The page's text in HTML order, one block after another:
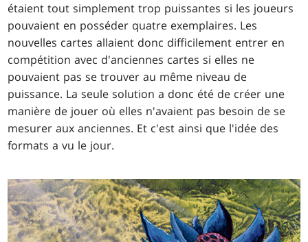
étaient tout simplement trop puissantes si les joueurs
pouvaient en posséder quatre exemplaires. Les
nouvelles cartes allaient donc difficilement entrer en
compétition avec d'anciennes cartes si elles ne
pouvaient pas se trouver au même niveau de
puissance. La seule solution a donc été de créer une
manière de jouer où elles n'avaient pas besoin de se
mesurer aux anciennes. Et c'est ainsi que l'idée des
formats a vu le jour.